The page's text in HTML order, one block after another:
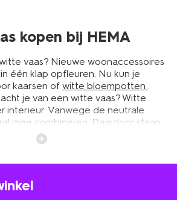
kopen bij HEMA
vaas? Nieuwe woonaccessoires
één klap opfleuren. Nu kun je
kaarsen of witte bloempotten .
je van een witte vaas? Witte
interieur. Vanwege de neutrale
mee combineren. Daardoor staan
In de woonkamer of werkkamer
in het toilet of op je werkkamer
in doet. Welke ruimte ga jij